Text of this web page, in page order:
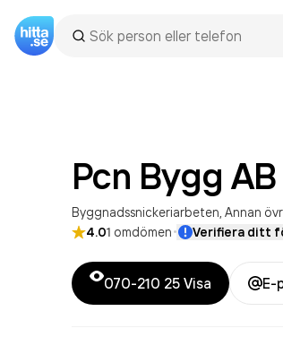
Pcn Bygg AB
Byggnadssnickeriarbeten Annan
4.01 omdömen· Verifiera ditt
070-210 25 Visa E-